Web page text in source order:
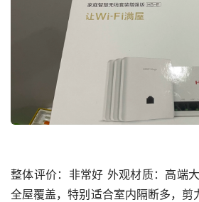
整体评价：非常好 外观材质：高端
全屋覆盖，特别适合室内隔断多，剪